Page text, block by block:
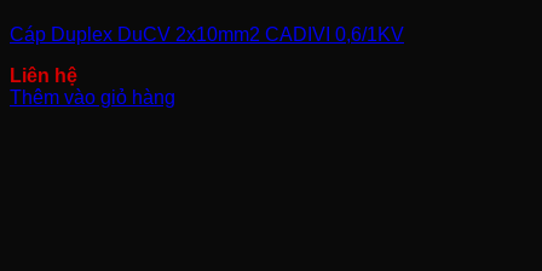
Cáp Duplex DuCV 2x10mm2 CADIVI 0,6/1KV
Thêm vào giỏ hàng